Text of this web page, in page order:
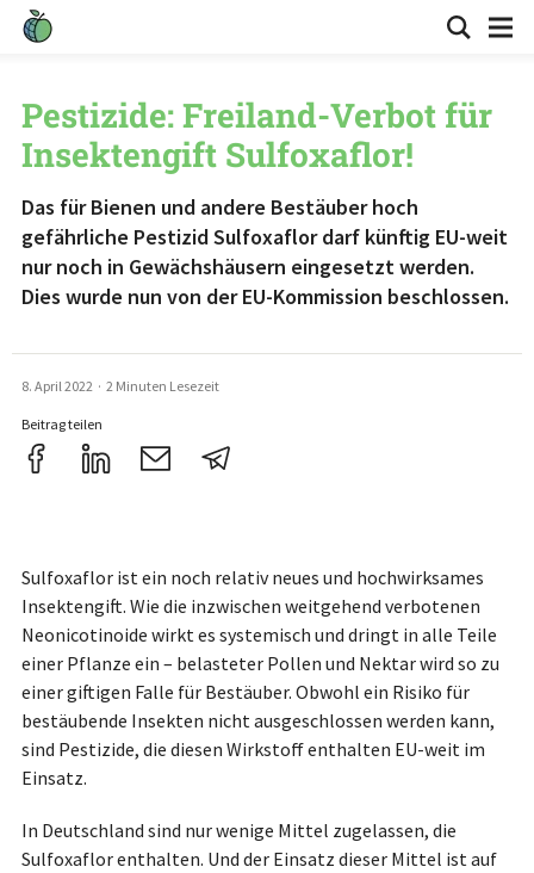
Pestizide: Freiland-Verbot für
Insektengift Sulfoxaflor!
Das für Bienen und andere Bestäuber hoch
gefährliche Pestizid Sulfoxaflor darf künftig EU-weit
nur noch in Gewächshäusern eingesetzt werden.
Dies wurde nun von der EU-Kommission beschlossen.
8. April 2022 · 2 Minuten Lesezeit
Beitrag teilen
Sulfoxaflor ist ein noch relativ neues und hochwirksames
Insektengift. Wie die inzwischen weitgehend verbotenen
Neonicotinoide wirkt es systemisch und dringt in alle Teile
einer Pflanze ein – belasteter Pollen und Nektar wird so zu
einer giftigen Falle für Bestäuber. Obwohl ein Risiko für
bestäubende Insekten nicht ausgeschlossen werden kann,
sind Pestizide, die diesen Wirkstoff enthalten EU-weit im
Einsatz.
In Deutschland sind nur wenige Mittel zugelassen, die
Sulfoxaflor enthalten. Und der Einsatz dieser Mittel ist auf